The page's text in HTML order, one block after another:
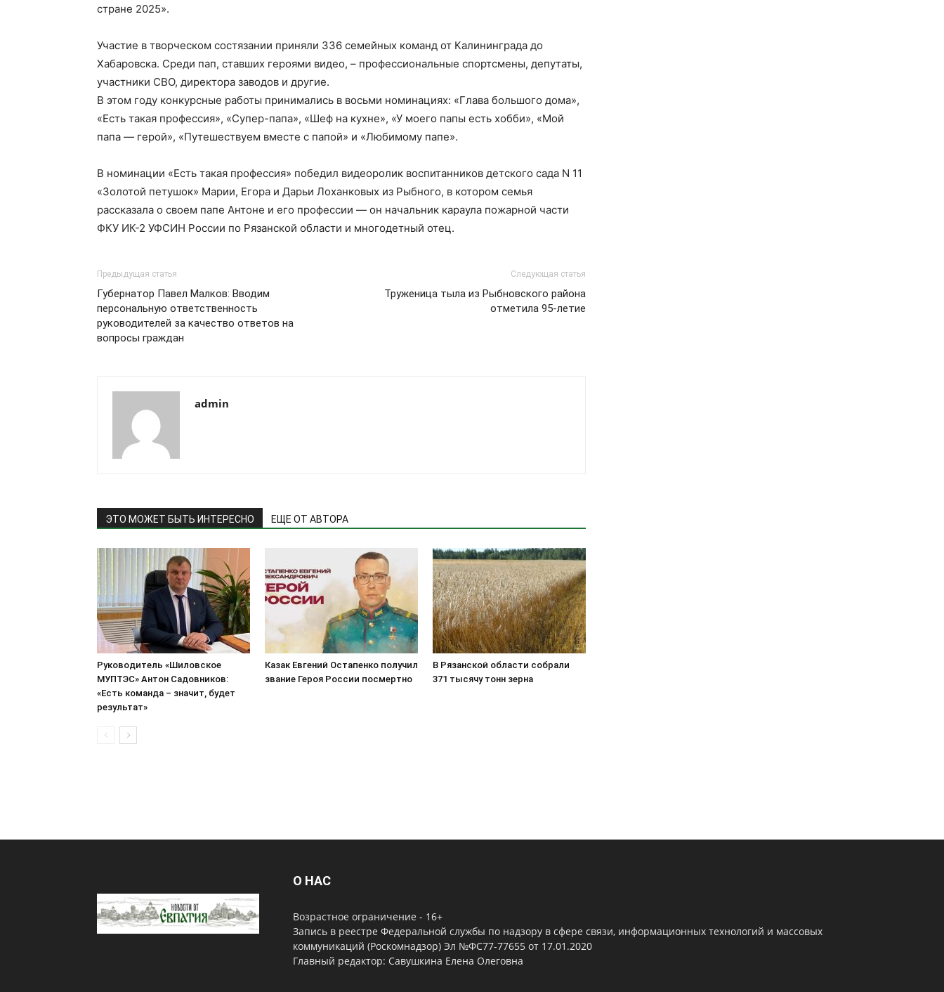
стране 2025».
Участие в творческом состязании приняли 336 семейных команд от Калининграда до
Хабаровска. Среди пап, ставших героями видео, – профессиональные спортсмены, депутаты,
участники СВО, директора заводов и другие.
В этом году конкурсные работы принимались в восьми номинациях: «Глава большого дома»,
«Есть такая профессия», «Супер-папа», «Шеф на кухне», «У моего папы есть хобби», «Мой
папа — герой», «Путешествуем вместе с папой» и «Любимому папе».
В номинации «Есть такая профессия» победил видеоролик воспитанников детского сада N 11
«Золотой петушок» Марии, Егора и Дарьи Лоханковых из Рыбного, в котором семья
рассказала о своем папе Антоне и его профессии — он начальник караула пожарной части
ФКУ ИК-2 УФСИН России по Рязанской области и многодетный отец.
Предыдущая статья
Губернатор Павел Малков: Вводим
персональную ответственность
руководителей за качество ответов на
вопросы граждан
Следующая статья
Труженица тыла из Рыбновского района
отметила 95-летие
admin
ЭТО МОЖЕТ БЫТЬ ИНТЕРЕСНО ЕЩЕ ОТ АВТОРА
Руководитель «Шиловское
МУПТЭС» Антон Садовников:
«Есть команда – значит, будет
результат»
Казак Евгений Остапенко получил
звание Героя России посмертно
В Рязанской области собрали
371 тысячу тонн зерна
О НАС
Возрастное ограничение - 16+
Запись в реестре Федеральной службы по надзору в сфере связи, информационных технологий и массовых
коммуникаций (Роскомнадзор) Эл №ФС77-77655 от 17.01.2020
Главный редактор: Савушкина Елена Олеговна